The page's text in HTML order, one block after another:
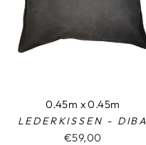
0.45m x 0.45m
LEDERKISSEN - DIBA
€59,00